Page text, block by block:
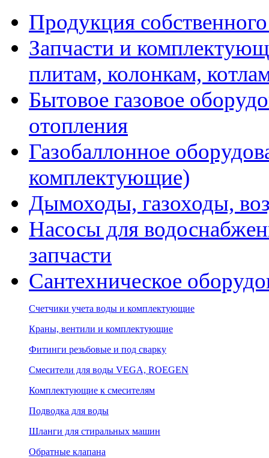
Продукция
Запчасти и
плитам, колонкам,
Бытовое газовое
отопления
Газобаллонное
комплектующие)
Дымоходы, газоходы,
Насосы для
запчасти
Сантехническое
Счетчики учета воды и комплектующие
Краны, вентили и комплектующие
Фитинги резьбовые и под сварку
Смесители для воды VEGA, ROEGEN
Комплектующие к смесителям
Подводка для воды
Шланги для стиральных машин
Обратные клапана